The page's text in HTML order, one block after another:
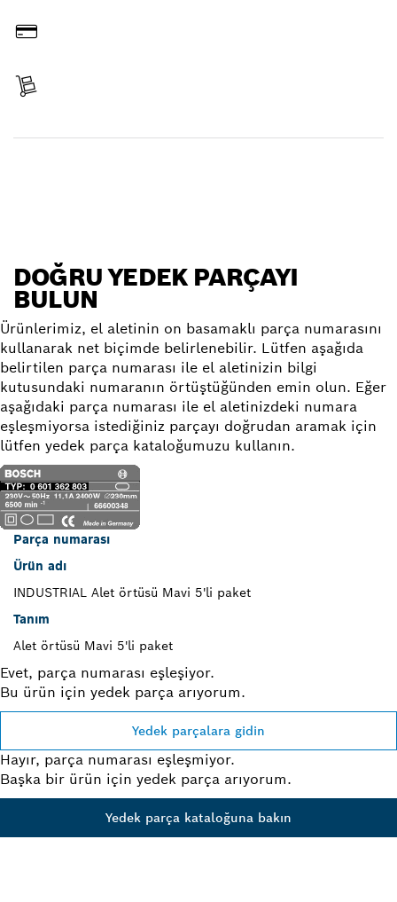
DOĞRU YEDEK PARÇAYI
BULUN
Ürünlerimiz, el aletinin on basamaklı parça numarasını
kullanarak net biçimde belirlenebilir. Lütfen aşağıda
belirtilen parça numarası ile el aletinizin bilgi
kutusundaki numaranın örtüştüğünden emin olun. Eğer
aşağıdaki parça numarası ile el aletinizdeki numara
eşleşmiyorsa istediğiniz parçayı doğrudan aramak için
lütfen yedek parça kataloğumuzu kullanın.
Parça numarası
Ürün adı
INDUSTRIAL Alet örtüsü Mavi 5'li paket
Tanım
Alet örtüsü Mavi 5'li paket
Evet, parça numarası eşleşiyor.
Bu ürün için yedek parça arıyorum.
Yedek parçalara gidin
Hayır, parça numarası eşleşmiyor.
Başka bir ürün için yedek parça arıyorum.
Yedek parça kataloğuna bakın